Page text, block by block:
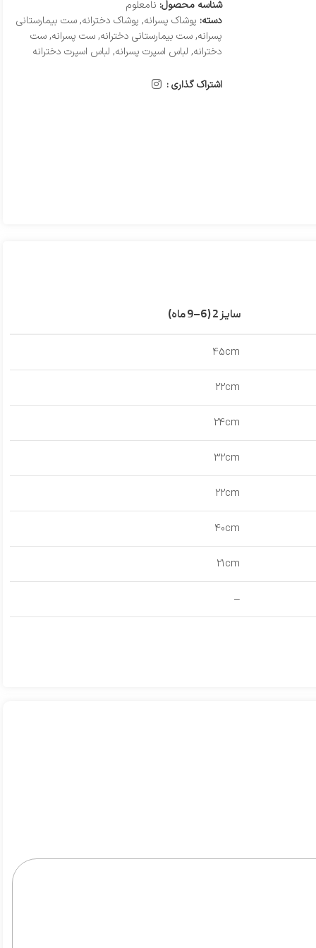
شناسه محصول: نامعلوم
دسته: پوشاک پسرانه, پوشاک دخترانه,ست بیمارستانی
پسرانه,ست بیمارستانی دخترانه,ست پسرانه,ست
دخترانه, لباس اسپرت پسرانه, لباس اسپرت دخترانه
اشتراک گذاری :
سایز 2 (6–9 ماه)
45cm
22cm
24cm
32cm
22cm
40cm
21cm
–